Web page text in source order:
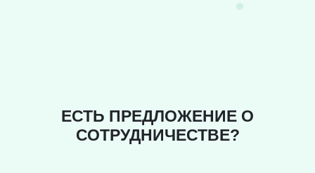
ЕСТЬ ПРЕДЛОЖЕНИЕ О
СОТРУДНИЧЕСТВЕ?